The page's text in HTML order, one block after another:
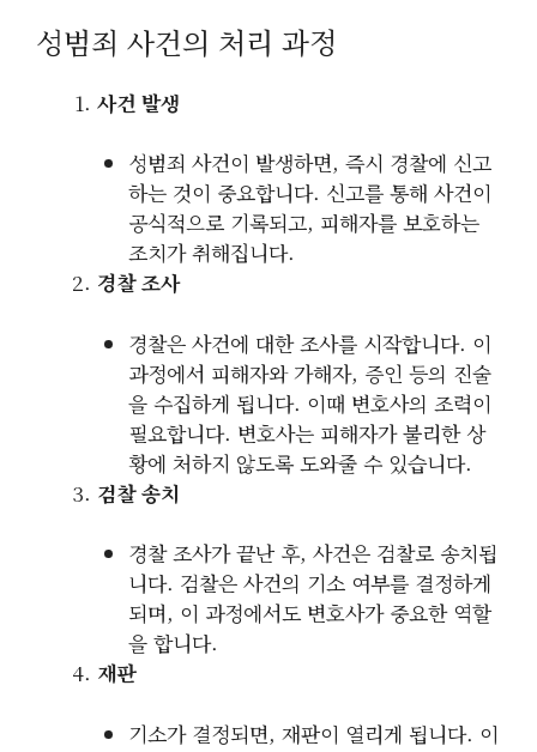
성범죄 사건의 처리 과정
사건 발생
성범죄 사건이 발생하면, 즉시 경찰에 신고
하는 것이 중요합니다. 신고를 통해 사건이
공식적으로 기록되고, 피해자를 보호하는
조치가 취해집니다.
경찰 조사
경찰은 사건에 대한 조사를 시작합니다. 이
과정에서 피해자와 가해자, 증인 등의 진술
을 수집하게 됩니다. 이때 변호사의 조력이
필요합니다. 변호사는 피해자가 불리한 상
황에 처하지 않도록 도와줄 수 있습니다.
검찰 송치
경찰 조사가 끝난 후, 사건은 검찰로 송치됩
니다. 검찰은 사건의 기소 여부를 결정하게
되며, 이 과정에서도 변호사가 중요한 역할
을 합니다.
재판
기소가 결정되면, 재판이 열리게 됩니다. 이